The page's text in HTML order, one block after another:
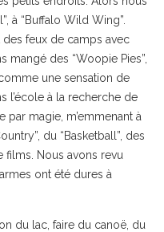
à “Buffalo Wild Wing”.
des feux de camps avec
mangé des “Woopie Pies”,
une sensation de
l’école à la recherche de
magie, m’emmenant à
du “Basketball”, des
films. Nous avons revu
ont été dures à
du lac, faire du canoë, du